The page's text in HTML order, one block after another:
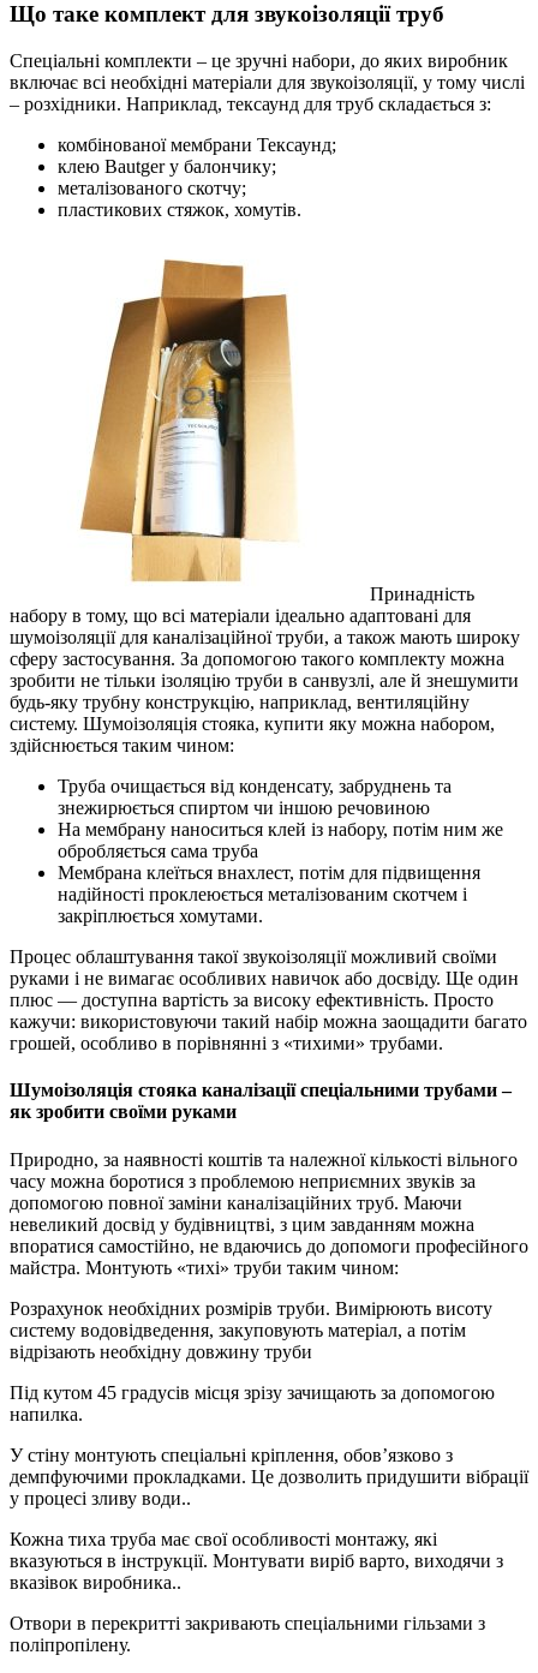
Що таке комплект для звукоізоляції труб
Спеціальні комплекти – це зручні набори, до яких виробник
включає всі необхідні матеріали для звукоізоляції, у тому числі
– розхідники. Наприклад, тексаунд для труб складається з:
комбінованої мембрани Тексаунд;
клею Bautger у балончику;
металізованого скотчу;
пластикових стяжок, хомутів.
Принадність
набору в тому, що всі матеріали ідеально адаптовані для
шумоізоляції для каналізаційної труби, а також мають широку
сферу застосування. За допомогою такого комплекту можна
зробити не тільки ізоляцію труби в санвузлі, але й знешумити
будь-яку трубну конструкцію, наприклад, вентиляційну
систему. Шумоізоляція стояка, купити яку можна набором,
здійснюється таким чином:
Труба очищається від конденсату, забруднень та
знежирюється спиртом чи іншою речовиною
На мембрану наноситься клей із набору, потім ним же
обробляється сама труба
Мембрана клеїться внахлест, потім для підвищення
надійності проклеюється металізованим скотчем і
закріплюється хомутами.
Процес облаштування такої звукоізоляції можливий своїми
руками і не вимагає особливих навичок або досвіду. Ще один
плюс — доступна вартість за високу ефективність. Просто
кажучи: використовуючи такий набір можна заощадити багато
грошей, особливо в порівнянні з «тихими» трубами.
Шумоізоляція стояка каналізації спеціальними трубами –
як зробити своїми руками
Природно, за наявності коштів та належної кількості вільного
часу можна боротися з проблемою неприємних звуків за
допомогою повної заміни каналізаційних труб. Маючи
невеликий досвід у будівництві, з цим завданням можна
впоратися самостійно, не вдаючись до допомоги професійного
майстра. Монтують «тихі» труби таким чином:
Розрахунок необхідних розмірів труби. Вимірюють висоту
систему водовідведення, закуповують матеріал, а потім
відрізають необхідну довжину труби
Під кутом 45 градусів місця зрізу зачищають за допомогою
напилка.
У стіну монтують спеціальні кріплення, обов’язково з
демпфуючими прокладками. Це дозволить придушити вібрації
у процесі зливу води..
Кожна тиха труба має свої особливості монтажу, які
вказуються в інструкції. Монтувати виріб варто, виходячи з
вказівок виробника..
Отвори в перекритті закривають спеціальними гільзами з
поліпропілену.